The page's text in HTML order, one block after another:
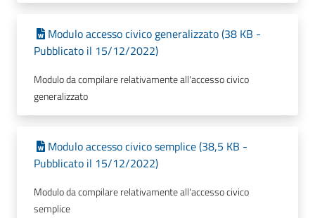
Modulo accesso civico generalizzato (38 KB -
Pubblicato il 15/12/2022)
Modulo da compilare relativamente all'accesso civico
generalizzato
Modulo accesso civico semplice (38,5 KB -
Pubblicato il 15/12/2022)
Modulo da compilare relativamente all'accesso civico
semplice